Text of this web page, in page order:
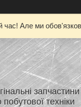
час! Але ми
техніки